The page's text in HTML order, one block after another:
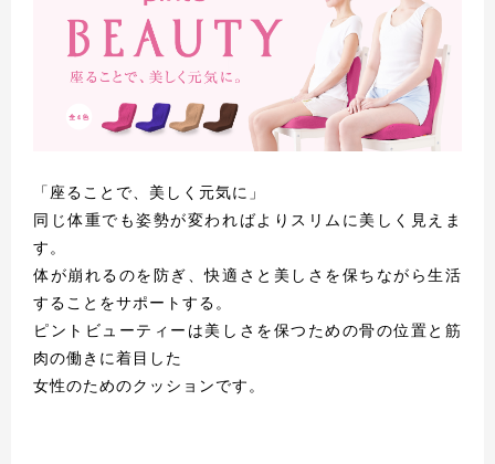
「座ることで、美しく元気に」
同じ体重でも姿勢が変わればよりスリムに美しく見えま
す。
体が崩れるのを防ぎ、快適さと美しさを保ちながら生活
することをサポートする。
ピントビューティーは美しさを保つための骨の位置と筋
肉の働きに着目した
女性のためのクッションです。